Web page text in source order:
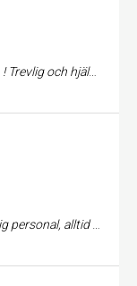
att jag köpte en begagnad kromlist m...
alltid positiva.